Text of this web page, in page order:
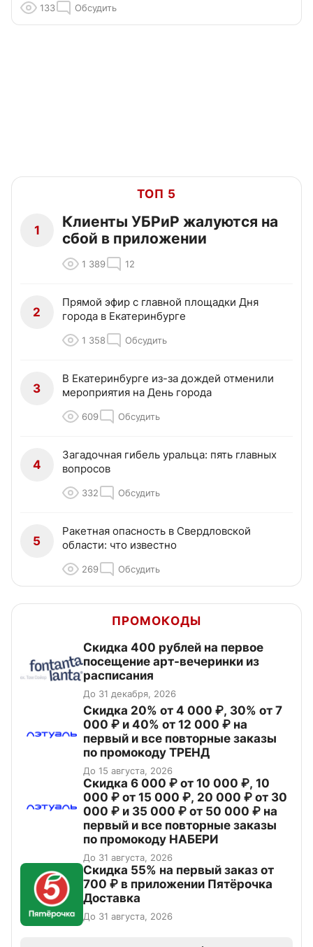
133 Обсудить
ТОП 5
1
Клиенты УБРиР жалуются на
сбой в приложении
1 389 12
2
Прямой эфир с главной площадки Дня
города в Екатеринбурге
1 358 Обсудить
3
В Екатеринбурге из-за дождей отменили
мероприятия на День города
609 Обсудить
4
Загадочная гибель уральца: пять главных
вопросов
332 Обсудить
5
Ракетная опасность в Свердловской
области: что известно
269 Обсудить
ПРОМОКОДЫ
Cкидка 400 рублей на первое
посещение арт-вечеринки из
расписания
До 31 декабря, 2026
Скидка 20% от 4 000 ₽, 30% от 7
000 ₽ и 40% от 12 000 ₽ на
первый и все повторные заказы
по промокоду ТРЕНД
До 15 августа, 2026
Скидка 6 000 ₽ от 10 000 ₽, 10
000 ₽ от 15 000 ₽, 20 000 ₽ от 30
000 ₽ и 35 000 ₽ от 50 000 ₽ на
первый и все повторные заказы
по промокоду НАБЕРИ
До 31 августа, 2026
Скидка 55% на первый заказ от
700 ₽ в приложении Пятёрочка
Доставка
До 31 августа, 2026